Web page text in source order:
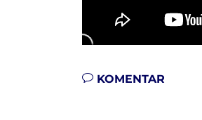
KOMENTAR